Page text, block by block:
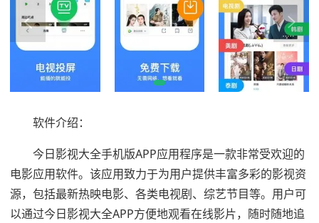
软件介绍：
今日影视大全手机版APP应用程序是一款非常受欢迎的
电影应用软件。该应用致力于为用户提供丰富多彩的影视资
源，包括最新热映电影、各类电视剧、综艺节目等。用户可
以通过今日影视大全APP方便地观看在线影片，随时随地追